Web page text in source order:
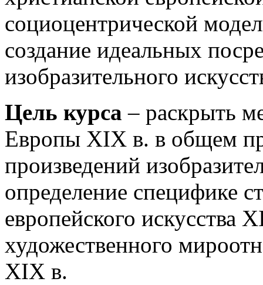
социоцентрической
создание идеальных
изобразительного
Цель курса – раскрыть
Европы XIX в. в общем
произведений
определение специфике
европейского искусства
художественного
XIX в.